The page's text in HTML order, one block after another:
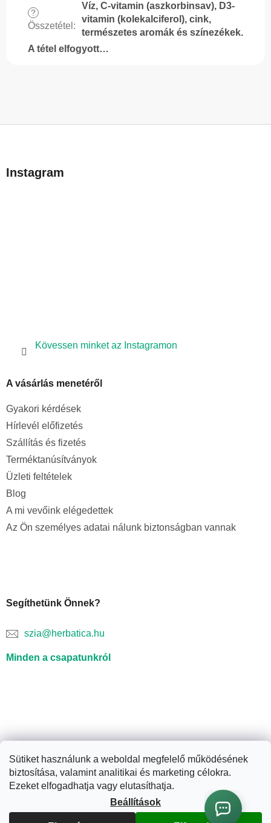
Sütiket használunk a weboldal megfelelő működésének
biztosítása, valamint analitikai és marketing célokra.
Ezeket elfogadhatja vagy elutasíthatja.
Beállítások
?
Összetétel :
Víz, C-vitamin (aszkorbinsav), D3-
vitamin (kolekalciferol), cink,
természetes aromák és színezékek.
A tétel elfogyott…
bInstagram
Kövessen minket az Instagramon
A vásárlás menetéről
Gyakori kérdések
Hírlevél előfizetés
Szállítás és fizetés
Terméktanúsítványok
Üzleti feltételek
Blog
A mi vevőink elégedettek
Az Ön személyes adatai nálunk biztonságban vannak
Segíthetünk Önnek?
szia@herbatica.hu
Minden a csapatunkról
Shoptet készítette
Copyright 2026Herbatica.hu. Minden jog fenntartva.Süti